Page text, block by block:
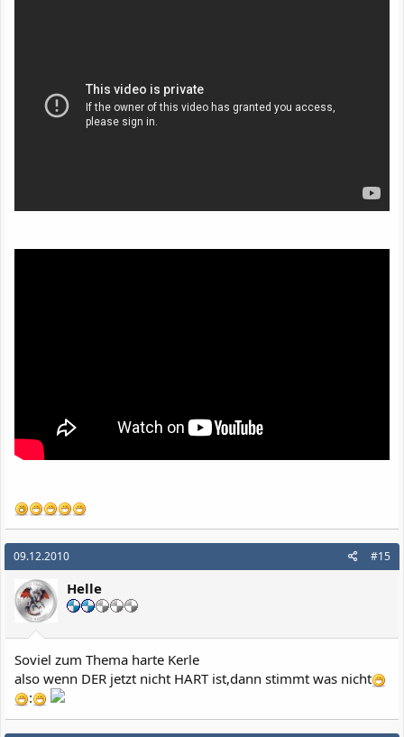
09.12.2010 #15
Helle
Soviel zum Thema harte Kerle
also wenn DER jetzt nicht HART ist,dann stimmt was nicht
: